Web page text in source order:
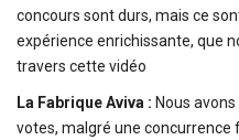
concours sont durs, mais ce
expérience enrichissante, que
travers cette vidéo
La Fabrique Aviva : Nous
votes, malgré une